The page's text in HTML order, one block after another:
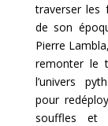
traverser les
de son
Pierre
remonter le
l’univers
pour
souffles et